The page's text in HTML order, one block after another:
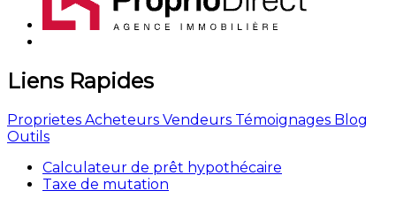
Liens Rapides
Proprietes Acheteurs Vendeurs Témoignages Blog
Outils
Calculateur de prêt hypothécaire
Taxe de mutation